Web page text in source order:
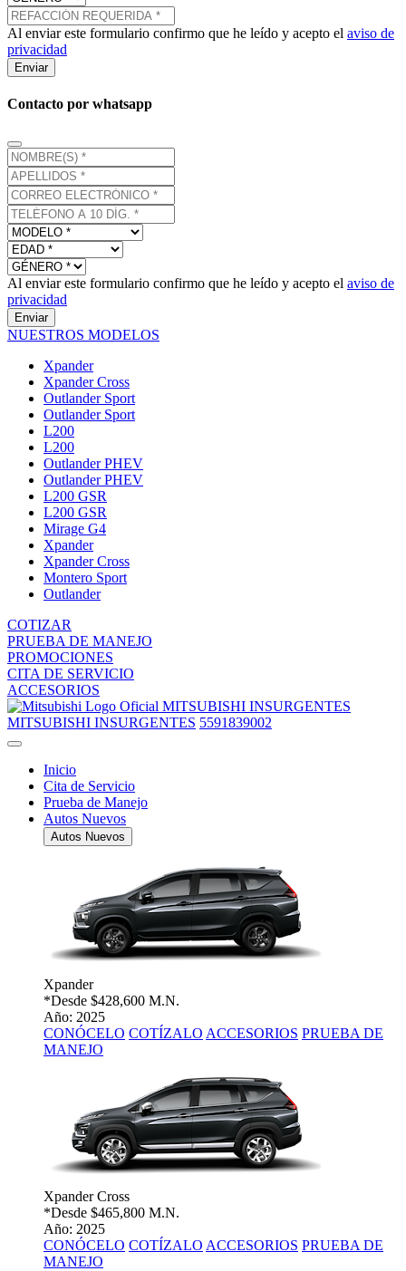
Al enviar este formulario confirmo que he leído y acepto el aviso de
privacidad
Enviar
Contacto por whatsapp
Al enviar este formulario confirmo que he leído y acepto el aviso de
privacidad
Enviar
NUESTROS MODELOS
Xpander
Xpander Cross
Outlander Sport
Outlander Sport
L200
L200
Outlander PHEV
Outlander PHEV
L200 GSR
L200 GSR
Mirage G4
Xpander
Xpander Cross
Montero Sport
Outlander
COTIZAR
PRUEBA DE MANEJO
PROMOCIONES
CITA DE SERVICIO
ACCESORIOS
MITSUBISHI INSURGENTES
MITSUBISHI INSURGENTES 5591839002
Inicio
Cita de Servicio
Prueba de Manejo
Autos Nuevos
Autos Nuevos
Xpander
*Desde $428,600 M.N.
Año: 2025
CONÓCELO COTÍZALO ACCESORIOS PRUEBA DE
MANEJO
Xpander Cross
*Desde $465,800 M.N.
Año: 2025
CONÓCELO COTÍZALO ACCESORIOS PRUEBA DE
MANEJO